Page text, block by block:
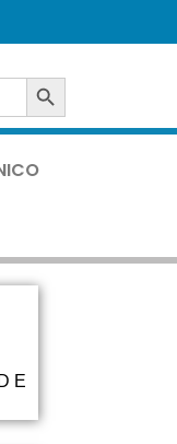
SEARCH BUTTON
E